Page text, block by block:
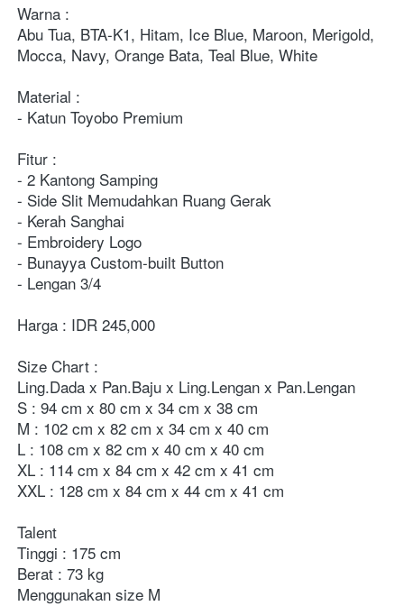
Warna :
Abu Tua, BTA-K1, Hitam, Ice Blue, Maroon, Merigold,
Mocca, Navy, Orange Bata, Teal Blue, White
Material :
- Katun Toyobo Premium
Fitur :
- 2 Kantong Samping
- Side Slit Memudahkan Ruang Gerak
- Kerah Sanghai
- Embroidery Logo
- Bunayya Custom-built Button
- Lengan 3/4
Harga : IDR 245,000
Size Chart :
Ling.Dada x Pan.Baju x Ling.Lengan x Pan.Lengan
S : 94 cm x 80 cm x 34 cm x 38 cm
M : 102 cm x 82 cm x 34 cm x 40 cm
L : 108 cm x 82 cm x 40 cm x 40 cm
XL : 114 cm x 84 cm x 42 cm x 41 cm
XXL : 128 cm x 84 cm x 44 cm x 41 cm
Talent
Tinggi : 175 cm
Berat : 73 kg
Menggunakan size M